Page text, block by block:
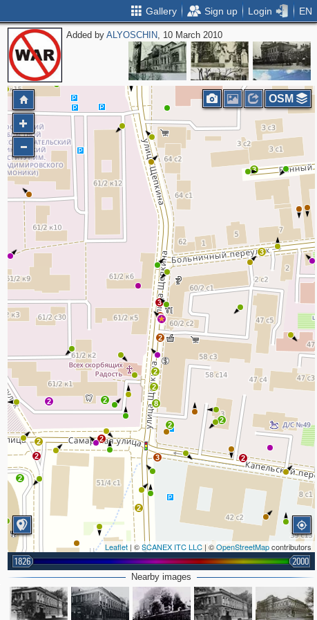
Gallery Sign up Login EN
Added byALYOSCHIN, 10 March 2010
2
2 2
2
2
8
2
2
2
2
2
2
3
2
3
2
3
2
3
2
Leaflet | ©SCANEX ITC LLC | ©OpenStreetMapcontributors
1826 2000
OSM
Nearby images